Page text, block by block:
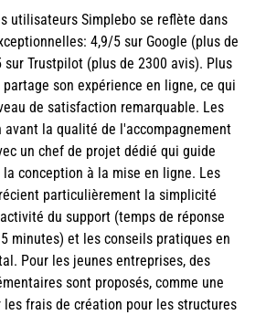
utilisateurs Simplebo se reflète dans
4,9/5 sur Google (plus de
Trustpilot (plus de 2300 avis). Plus
son expérience en ligne, ce qui
de satisfaction remarquable. Les
la qualité de l'accompagnement
un chef de projet dédié qui guide
conception à la mise en ligne. Les
particulièrement la simplicité
du support (temps de réponse
minutes) et les conseils pratiques en
Pour les jeunes entreprises, des
sont proposés, comme une
les frais de création pour les structures